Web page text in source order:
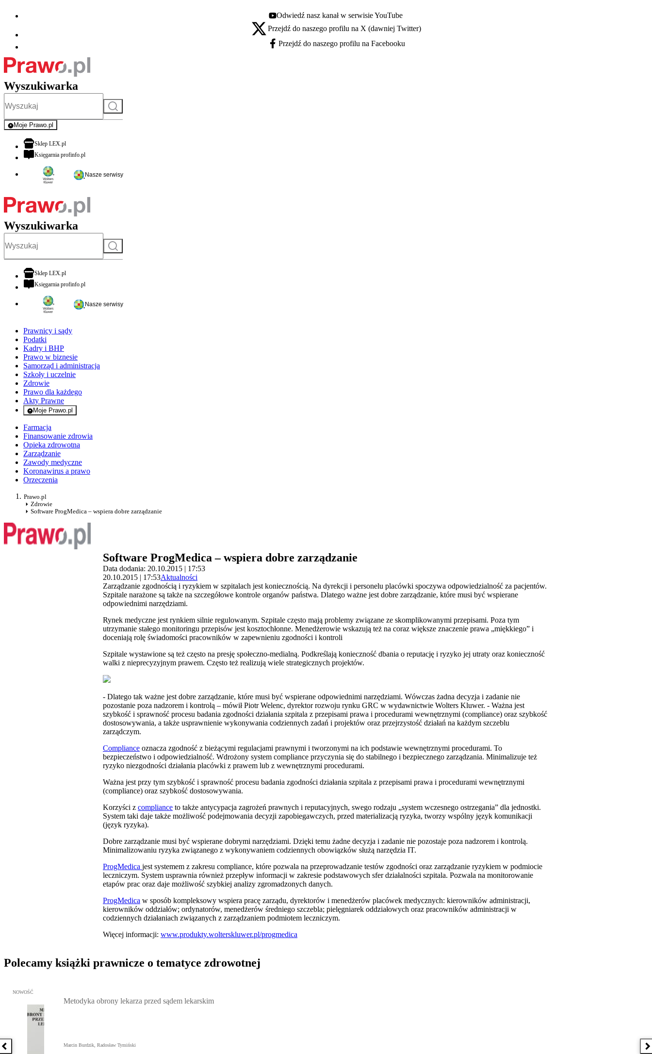
Youtube - otwiera się w nowej karcie
Odwiedź nasz kanał w serwisie YouTube
X - otwiera się w nowej karcie
Przejdź do naszego profilu na X (dawniej Twitter)
Facebook - otwiera się w nowej karcie
Przejdź do naszego profilu na Facebooku
Wyszukiwarka
Szukaj
Moje Prawo.pl
- rejestracja i logowanie do serwisu
Sklep LEX.plotwiera się w nowej karcie
Księgarnia profinfo.plotwiera się w nowej karcie
Nasze serwisy
Wyszukiwarka
Szukaj
Sklep LEX.plotwiera się w nowej karcie
Księgarnia profinfo.plotwiera się w nowej karcie
Nasze serwisy
Prawnicy i sądy
Podatki
Kadry i BHP
Prawo w biznesie
Samorząd i administracja
Szkoły i uczelnie
Zdrowie
Prawo dla każdego
Akty Prawne
Moje Prawo.pl
- rejestracja i logowanie do serwisu
Farmacja
Finansowanie zdrowia
Opieka zdrowotna
Zarządzanie
Zawody medyczne
Koronawirus a prawo
Orzeczenia
Prawo.pl
Zdrowie
Software ProgMedica – wspiera dobre zarządzanie
Software ProgMedica – wspiera dobre zarządzanie
Data dodania: 20.10.2015 | 17:53
20.10.2015 | 17:53Aktualności
Zarządzanie zgodnością i ryzykiem w szpitalach jest koniecznością. Na dyrekcji i personelu placówki spoczywa odpowiedzialność za pacjentów.
Szpitale narażone są także na szczegółowe kontrole organów państwa. Dlatego ważne jest dobre zarządzanie, które musi być wspierane
odpowiednimi narzędziami.
Rynek medyczne jest rynkiem silnie regulowanym. Szpitale często mają problemy związane ze skomplikowanymi przepisami. Poza tym
utrzymanie stałego monitoringu przepisów jest kosztochłonne. Menedżerowie wskazują też na coraz większe znaczenie prawa „miękkiego” i
doceniają rolę świadomości pracowników w zapewnieniu zgodności i kontroli
Szpitale wystawione są też często na presję społeczno-medialną. Podkreślają konieczność dbania o reputację i ryzyko jej utraty oraz konieczność
walki z nieprecyzyjnym prawem. Często też realizują wiele strategicznych projektów.
- Dlatego tak ważne jest dobre zarządzanie, które musi być wspierane odpowiednimi narzędziami. Wówczas żadna decyzja i zadanie nie
pozostanie poza nadzorem i kontrolą – mówił Piotr Welenc, dyrektor rozwoju rynku GRC w wydawnictwie Wolters Kluwer. - Ważna jest
szybkość i sprawność procesu badania zgodności działania szpitala z przepisami prawa i procedurami wewnętrznymi (compliance) oraz szybkość
dostosowywania, a także usprawnienie wykonywania codziennych zadań i projektów oraz przejrzystość działań na każdym szczeblu
zarządczym.
Compliance oznacza zgodność z bieżącymi regulacjami prawnymi i tworzonymi na ich podstawie wewnętrznymi procedurami. To
bezpieczeństwo i odpowiedzialność. Wdrożony system compliance przyczynia się do stabilnego i bezpiecznego zarządzania. Minimalizuje też
ryzyko niezgodności działania placówki z prawem lub z wewnętrznymi procedurami.
Ważna jest przy tym szybkość i sprawność procesu badania zgodności działania szpitala z przepisami prawa i procedurami wewnętrznymi
(compliance) oraz szybkość dostosowywania.
Korzyści z compliance to także antycypacja zagrożeń prawnych i reputacyjnych, swego rodzaju „system wczesnego ostrzegania” dla jednostki.
System taki daje także możliwość podejmowania decyzji zapobiegawczych, przed materializacją ryzyka, tworzy wspólny język komunikacji
(język ryzyka).
Dobre zarządzanie musi być wspierane dobrymi narzędziami. Dzięki temu żadne decyzja i zadanie nie pozostaje poza nadzorem i kontrolą.
Minimalizowaniu ryzyka związanego z wykonywaniem codziennych obowiązków służą narzędzia IT.
ProgMedica jest systemem z zakresu compliance, które pozwala na przeprowadzanie testów zgodności oraz zarządzanie ryzykiem w podmiocie
leczniczym. System usprawnia również przepływ informacji w zakresie podstawowych sfer działalności szpitala. Pozwala na monitorowanie
etapów prac oraz daje możliwość szybkiej analizy zgromadzonych danych.
ProgMedica w sposób kompleksowy wspiera pracę zarządu, dyrektorów i menedżerów placówek medycznych: kierowników administracji,
kierowników oddziałów; ordynatorów, menedżerów średniego szczebla; pielęgniarek oddziałowych oraz pracowników administracji w
codziennych działaniach związanych z zarządzaniem podmiotem leczniczym.
Więcej informacji: www.produkty.wolterskluwer.pl/progmedica
Polecamy książki prawnicze o tematyce zdrowotnej
Poprzednia książka
Przejdź do: Metodyka obrony lekarza przed sądem lekarskim, Marcin Burdzik, Radosław Tymiński - otwiera się w nowym oknie
NOWOŚĆ
Metodyka obrony lekarza przed sądem lekarskim
Marcin Burdzik, Radosław Tymiński